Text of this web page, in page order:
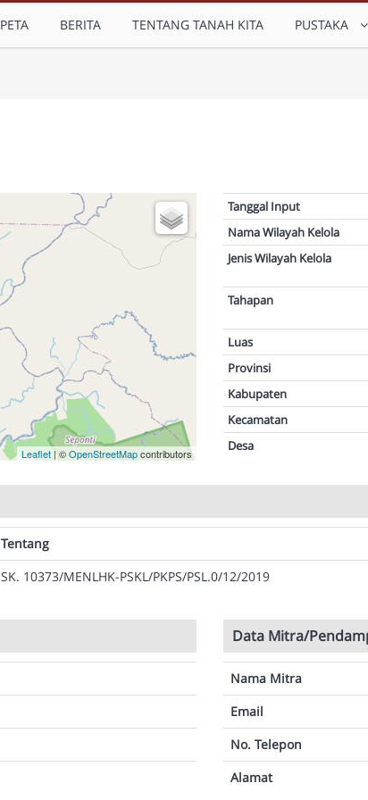
PETA BERITA TENTANG TANAH KITA PUSTAKA
Leaflet | ©OpenStreetMapcontributors
Tanggal Input
Nama Wilayah Kelola
Jenis Wilayah Kelola
Tahapan
Luas
Provinsi
Kabupaten
Kecamatan
Desa
Tentang
SK. 10373/MENLHK-PSKL/PKPS/PSL.0/12/2019
Data Mitra/
Nama Mitra
Email
No. Telepon
Alamat